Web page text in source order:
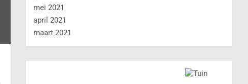
mei 2021
april 2021
maart 2021